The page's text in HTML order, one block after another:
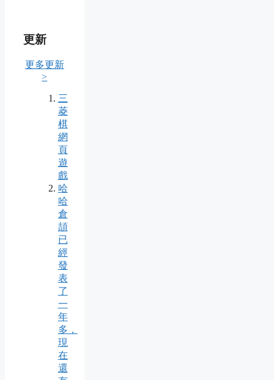
更新
更多更新
>
三
菱
棋
網
頁
遊
戲
哈
哈
倉
頡
已
經
發
表
了
一
年
多，
現
在
還